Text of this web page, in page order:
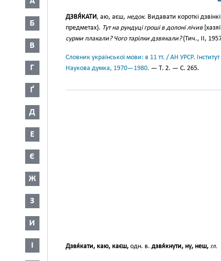
Б
В
Г
Ґ
Д
Е
Є
Ж
З
И
І
ДЗВЯ́КАТИ, аю, аєш, недок. Видавати короткі
предметах). Тут на рундуці гроші в долоні лічив
сурми плакали? Чого тарілки дзвякали?(Тич., II,
Словник української мови: в 11 тт. / АН УРСР.
Наукова думка, 1970—1980. — Т. 2. — С. 265.
Дзвя́кати, каю, каєш, одн. в. дзвя́кнути, ну, неш, гл.